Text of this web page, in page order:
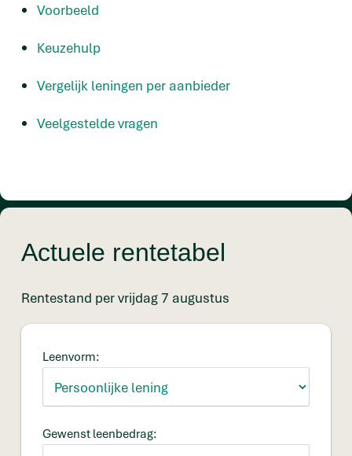
Voorbeeld
Keuzehulp
Vergelijk leningen per aanbieder
Veelgestelde vragen
Actuele rentetabel
Rentestand per vrijdag 7 augustus
Leenvorm:
Gewenst leenbedrag: